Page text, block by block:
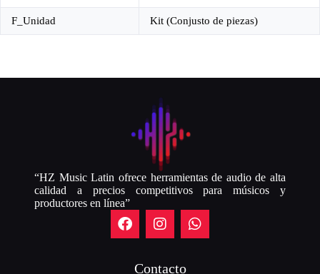
F_Unidad Kit (Conjusto de piezas)
“HZ Music Latin ofrece herramientas de audio de alta
calidad a precios competitivos para músicos y
productores en línea”
Contacto